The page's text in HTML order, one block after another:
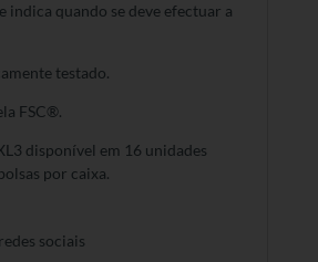
indica quando se deve efectuar a
testado.
FSC®.
disponível em 16 unidades
por caixa.
sociais